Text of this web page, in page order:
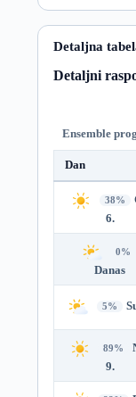
Detaljna
Detaljni
Ensemble
Dan
38%
6.
0%
Danas
5%
89%
9.